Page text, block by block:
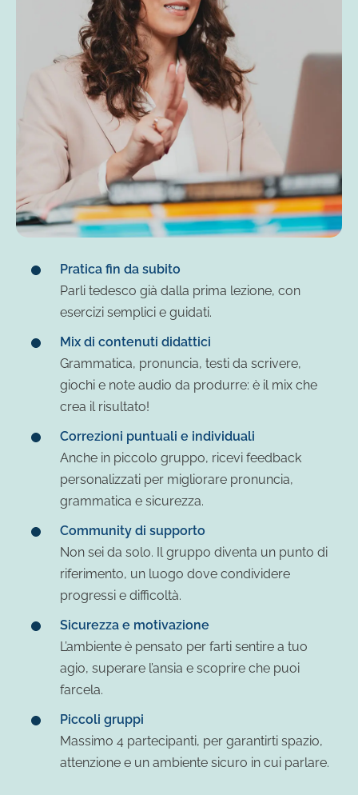
Pratica fin da subito
Parli tedesco già dalla prima lezione, con
esercizi semplici e guidati.
Mix di contenuti didattici
Grammatica, pronuncia, testi da scrivere,
giochi e note audio da produrre: è il mix che
crea il risultato!
Correzioni puntuali e individuali
Anche in piccolo gruppo, ricevi feedback
personalizzati per migliorare pronuncia,
grammatica e sicurezza.
Community di supporto
Non sei da solo. Il gruppo diventa un punto di
riferimento, un luogo dove condividere
progressi e difficoltà.
Sicurezza e motivazione
L’ambiente è pensato per farti sentire a tuo
agio, superare l’ansia e scoprire che puoi
farcela.
Piccoli gruppi
Massimo 4 partecipanti, per garantirti spazio,
attenzione e un ambiente sicuro in cui parlare.